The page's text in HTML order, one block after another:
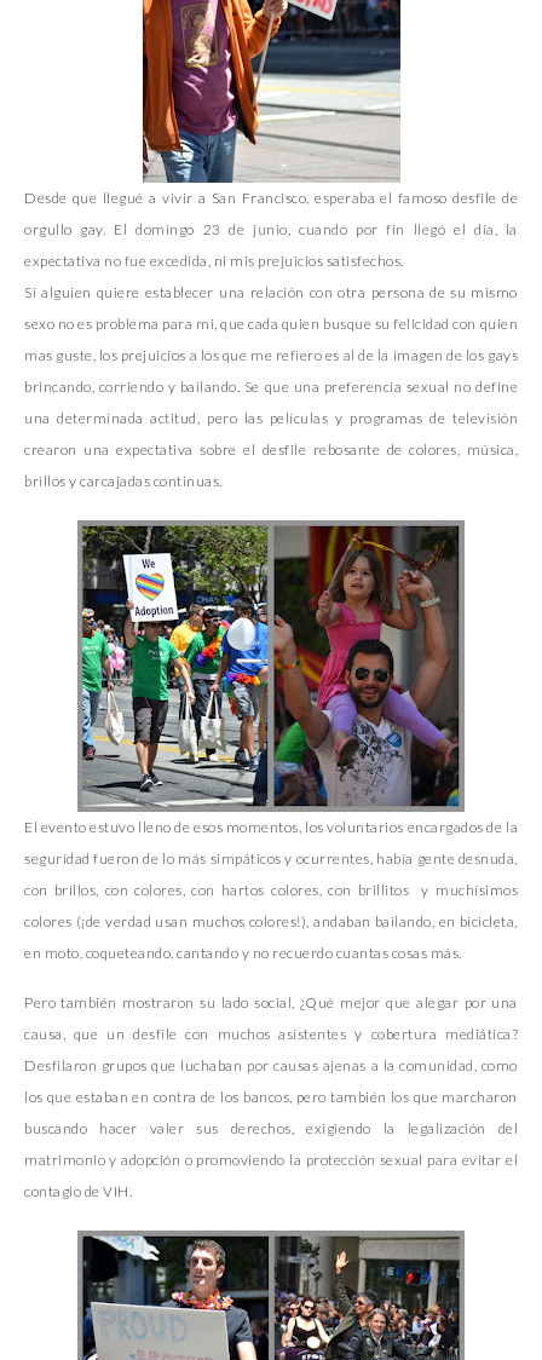
Desde que llegué a vivir a San Francisco, esperaba el famoso desfile de
orgullo gay. El domingo 23 de junio, cuando por fin llegó el día, la
expectativa no fue excedida, ni mis prejuicios satisfechos.
Si alguien quiere establecer una relación con otra persona de su mismo
sexo no es problema para mi, que cada quien busque su felicidad con quien
mas guste, los prejuicios a los que me refiero es al de la imagen de los gays
brincando, corriendo y bailando. Se que una preferencia sexual no define
una determinada actitud, pero las películas y programas de televisión
crearon una expectativa sobre el desfile rebosante de colores, música,
brillos y carcajadas continuas.
El evento estuvo lleno de esos momentos, los voluntarios encargados de la
seguridad fueron de lo más simpáticos y ocurrentes, había gente desnuda,
con brillos, con colores, con hartos colores, con brillitos y muchísimos
colores (¡de verdad usan muchos colores!), andaban bailando, en bicicleta,
en moto, coqueteando, cantando y no recuerdo cuantas cosas más.
Pero también mostraron su lado social, ¿Qué mejor que alegar por una
causa, que un desfile con muchos asistentes y cobertura mediática?
Desfilaron grupos que luchaban por causas ajenas a la comunidad, como
los que estaban en contra de los bancos, pero también los que marcharon
buscando hacer valer sus derechos, exigiendo la legalización del
matrimonio y adopción o promoviendo la protección sexual para evitar el
contagio de VIH.